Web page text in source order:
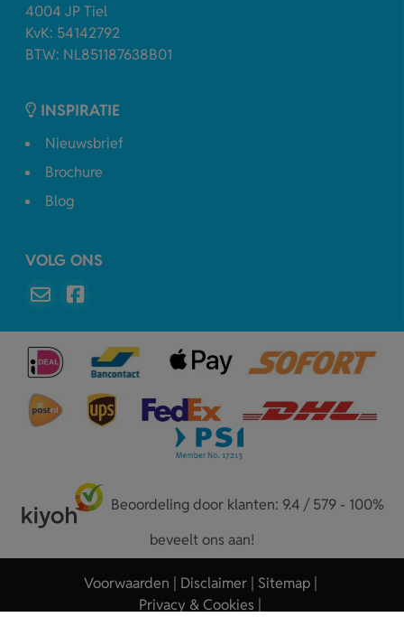
4004 JP Tiel
KvK: 54142792
BTW: NL851187638B01
INSPIRATIE
Nieuwsbrief
Brochure
Blog
VOLG ONS
Beoordeling door klanten: 9.4 / 579 - 100%
beveelt ons aan!
Voorwaarden Disclaimer
Sitemap
Privacy & Cookies